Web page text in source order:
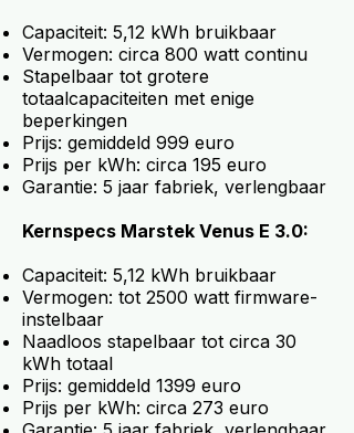
Capaciteit: 5,12 kWh bruikbaar
Vermogen: circa 800 watt continu
Stapelbaar tot grotere
totaalcapaciteiten met enige
beperkingen
Prijs: gemiddeld 999 euro
Prijs per kWh: circa 195 euro
Garantie: 5 jaar fabriek, verlengbaar
Kernspecs Marstek Venus E 3.0:
Capaciteit: 5,12 kWh bruikbaar
Vermogen: tot 2500 watt firmware-
instelbaar
Naadloos stapelbaar tot circa 30
kWh totaal
Prijs: gemiddeld 1399 euro
Prijs per kWh: circa 273 euro